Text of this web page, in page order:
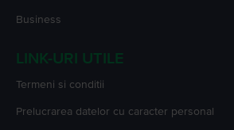
Business
LINK-URI UTILE
Termeni si conditii
Prelucrarea datelor cu caracter personal